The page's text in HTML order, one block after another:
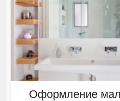
Оформление